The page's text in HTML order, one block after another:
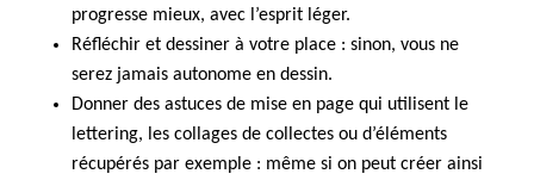
progresse mieux, avec l’esprit léger.
Réfléchir et dessiner à votre place : sinon, vous ne
serez jamais autonome en dessin.
Donner des astuces de mise en page qui utilisent le
lettering, les collages de collectes ou d’éléments
récupérés par exemple : même si on peut créer ainsi